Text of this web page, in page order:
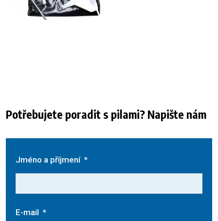
Potřebujete poradit s pilami? Napište nám
Jméno a příjmení *
E-mail *